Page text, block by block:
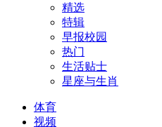
精选
特辑
早报校园
热门
生活贴士
星座与生肖
体育
视频